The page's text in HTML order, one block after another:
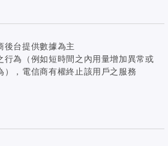
後台提供數據為主
行為（例如短時間之內用量增加異常或
），電信商有權終止該用戶之服務